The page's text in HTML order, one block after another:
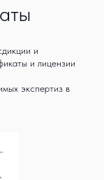
и
и лицензии
экспертиз в